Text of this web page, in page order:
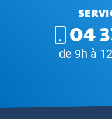
04
de 9h à